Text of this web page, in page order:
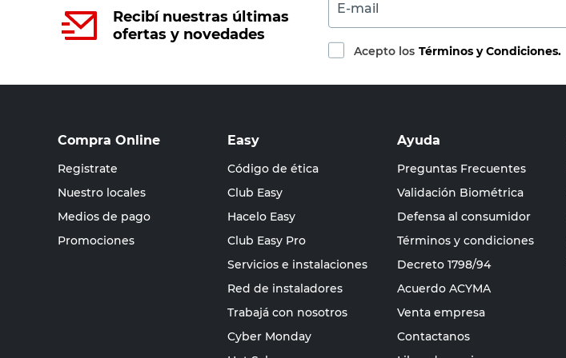
Recibí nuestras últimas
ofertas y novedades
E-mail
Acepto los Términos y Condiciones.
Compra Online
Registrate
Nuestro locales
Medios de pago
Promociones
Easy
Código de ética
Club Easy
Hacelo Easy
Club Easy Pro
Servicios e instalaciones
Red de instaladores
Trabajá con nosotros
Cyber Monday
Ayuda
Preguntas Frecuentes
Validación Biométrica
Defensa al consumidor
Términos y condiciones
Decreto 1798/94
Acuerdo ACYMA
Venta empresa
Contactanos